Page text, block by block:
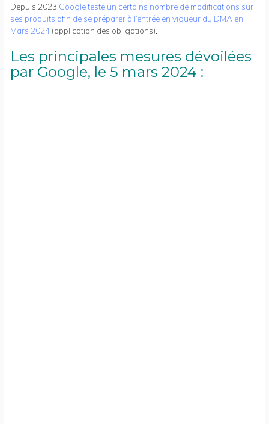
Depuis 2023 Google teste un certains nombre de modifications sur
ses produits afin de se préparer à l’entrée en vigueur du DMA en
Mars 2024 (application des obligations).
Les principales mesures dévoilées
par Google, le 5 mars 2024 :